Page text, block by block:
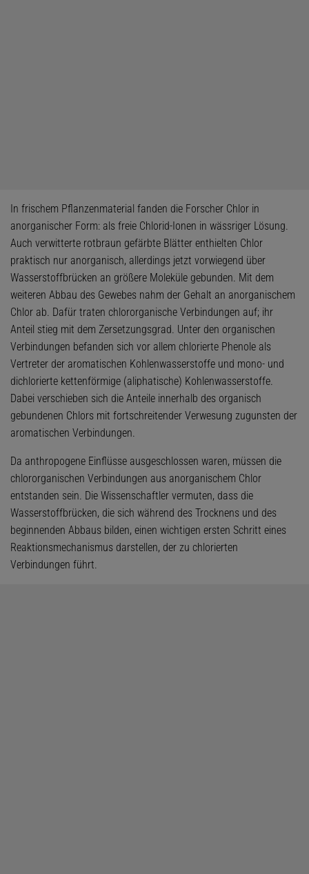
In frischem Pflanzenmaterial fanden die Forscher Chlor in
anorganischer Form: als freie Chlorid-Ionen in wässriger Lösung.
Auch verwitterte rotbraun gefärbte Blätter enthielten Chlor
praktisch nur anorganisch, allerdings jetzt vorwiegend über
Wasserstoffbrücken an größere Moleküle gebunden. Mit dem
weiteren Abbau des Gewebes nahm der Gehalt an anorganischem
Chlor ab. Dafür traten chlororganische Verbindungen auf; ihr
Anteil stieg mit dem Zersetzungsgrad. Unter den organischen
Verbindungen befanden sich vor allem chlorierte Phenole als
Vertreter der aromatischen Kohlenwasserstoffe und mono- und
dichlorierte kettenförmige (aliphatische) Kohlenwasserstoffe.
Dabei verschieben sich die Anteile innerhalb des organisch
gebundenen Chlors mit fortschreitender Verwesung zugunsten der
aromatischen Verbindungen.
Da anthropogene Einflüsse ausgeschlossen waren, müssen die
chlororganischen Verbindungen aus anorganischem Chlor
entstanden sein. Die Wissenschaftler vermuten, dass die
Wasserstoffbrücken, die sich während des Trocknens und des
beginnenden Abbaus bilden, einen wichtigen ersten Schritt eines
Reaktionsmechanismus darstellen, der zu chlorierten
Verbindungen führt.